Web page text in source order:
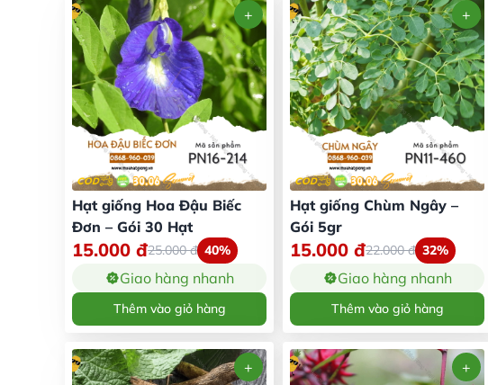
Hạt giống Hoa Đậu Biếc
Đơn – Gói 30 Hạt
15.000 đ25.000đ 40%
Giao hàng nhanh
Thêm vào giỏ hàng
Hạt giống Chùm Ngây –
Gói 5gr
15.000 đ22.000đ 32%
Giao hàng nhanh
Thêm vào giỏ hàng